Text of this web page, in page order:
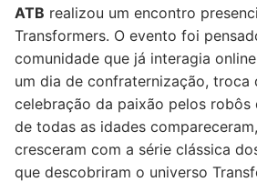
ATB realizou um encontro
Transformers. O evento foi
comunidade que já interagia
um dia de confraternização, troca
celebração da paixão pelos robôs
de todas as idades
cresceram com a série clássica
que descobriram o universo